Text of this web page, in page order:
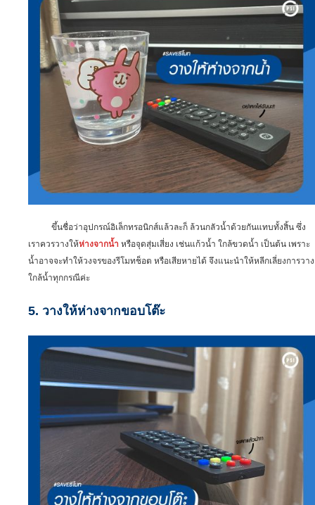
ขึ้นชื่อว่าอุปกรณ์อิเล็กทรอนิกส์แล้วละก็ ล้วนกลัวน้ำด้วยกันแทบทั้งสิ้น ซึ่ง
เราควรวางให้ห่างจากน้ำ หรือจุดสุ่มเสี่ยง เช่นแก้วน้ำ ใกล้ขวดน้ำ เป็นต้น เพราะ
น้ำอาจจะทำให้วงจรของรีโมทช็อต หรือเสียหายได้ จึงแนะนำให้หลีกเลี่ยงการวาง
ใกล้น้ำทุกกรณีค่ะ
5. วางให้ห่างจากขอบโต๊ะ